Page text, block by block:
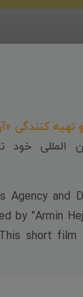
تهیه کنندگی
Agency
by "Armin
short